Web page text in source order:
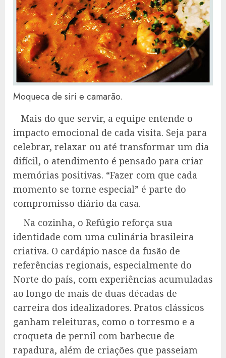
Moqueca de siri e camarão.
Mais do que servir, a equipe entende o
impacto emocional de cada visita. Seja para
celebrar, relaxar ou até transformar um dia
difícil, o atendimento é pensado para criar
memórias positivas. “Fazer com que cada
momento se torne especial” é parte do
compromisso diário da casa.
Na cozinha, o Refúgio reforça sua
identidade com uma culinária brasileira
criativa. O cardápio nasce da fusão de
referências regionais, especialmente do
Norte do país, com experiências acumuladas
ao longo de mais de duas décadas de
carreira dos idealizadores. Pratos clássicos
ganham releituras, como o torresmo e a
croqueta de pernil com barbecue de
rapadura, além de criações que passeiam